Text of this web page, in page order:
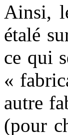
Ainsi,
étalé
ce qui
«
autre
(pour